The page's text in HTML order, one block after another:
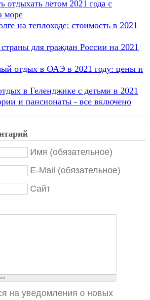
отдыхать летом 2021 года с
море
на теплоходе: стоимость в 2021
для граждан России на 2021
отдых в ОАЭ в 2021 году: цены и
в Геленджике с детьми в 2021
и пансионаты - все включено
Имя (обязательное)
E-Mail (обязательное)
Сайт
на уведомления о новых